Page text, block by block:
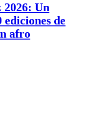
Un
ediciones de
afro